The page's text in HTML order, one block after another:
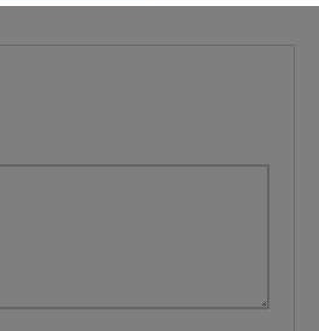
akceptację zasad korzystania z portalu